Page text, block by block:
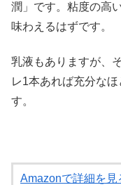
潤」です。粘度の高
味わえるはずです。
乳液もありますが、
レ1本あれば充分な
す。
Amazonで詳細を見